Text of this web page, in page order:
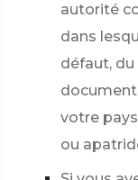
autorité
dans
défaut,
votre
ou